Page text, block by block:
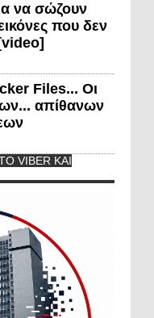
να σώζουν
που δεν
Files... Οι
απίθανων
VIBER ΚΑΙ